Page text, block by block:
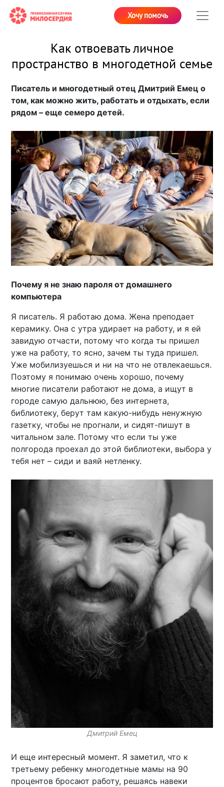
Хочу помочь
Как отвоевать личное
пространство в многодетной семье
Писатель и многодетный отец Дмитрий Емец о
том, как можно жить, работать и отдыхать, если
рядом – еще семеро детей.
Почему я не знаю пароля от домашнего
компьютера
Я писатель. Я работаю дома. Жена преподает
керамику. Она с утра удирает на работу, и я ей
завидую отчасти, потому что когда ты пришел
уже на работу, то ясно, зачем ты туда пришел.
Уже мобилизуешься и ни на что не отвлекаешься.
Поэтому я понимаю очень хорошо, почему
многие писатели работают не дома, а ищут в
городе самую дальнюю, без интернета,
библиотеку, берут там какую-нибудь ненужную
газетку, чтобы не прогнали, и сидят-пишут в
читальном зале. Потому что если ты уже
полгорода проехал до этой библиотеки, выбора у
тебя нет – сиди и ваяй нетленку.
Дмитрий Емец
И еще интересный момент. Я заметил, что к
третьему ребенку многодетные мамы на 90
процентов бросают работу, решаясь навеки